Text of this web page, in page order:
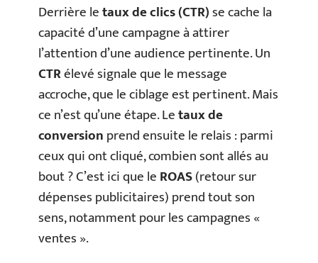
Derrière letaux de clics (CTR)se cache la
capacité d’une campagne à attirer
l’attention d’une audience pertinente. Un
CTRélevé signale que le message
accroche, que le ciblage est pertinent. Mais
ce n’est qu’une étape. Letaux de
conversionprend ensuite le relais : parmi
ceux qui ont cliqué, combien sont allés au
bout ? C’est ici que leROAS(retour sur
dépenses publicitaires) prend tout son
sens, notamment pour les campagnes «
ventes ».